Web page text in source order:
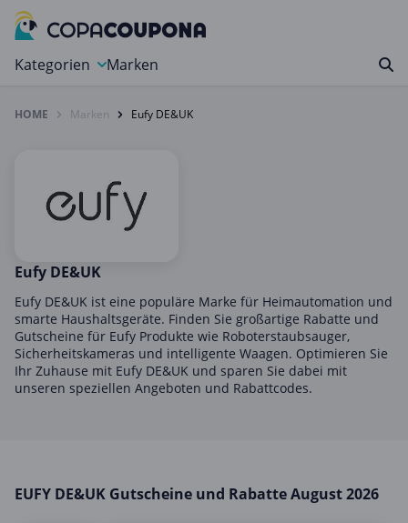
Kategorien
Auto, Motorrad & Werkzeuge
Bücher & Magazine
Computer & Elektronik
Entertainment & Media
Essen & Trinken
Foto, Druck & Büro
Gaming & Spielzeug
Garten, Haushalt & Tiere
Gesundheit & Beauty
Shopping
Marken
HOME Marken Eufy DE&UK
Eufy DE&UK
Eufy DE&UK ist eine populäre Marke für Heimautomation und
smarte Haushaltsgeräte. Finden Sie großartige Rabatte und
Gutscheine für Eufy Produkte wie Roboterstaubsauger,
Sicherheitskameras und intelligente Waagen. Optimieren Sie
Ihr Zuhause mit Eufy DE&UK und sparen Sie dabei mit
unseren speziellen Angeboten und Rabattcodes.
EUFY DE&UK Gutscheine und Rabatte August 2026